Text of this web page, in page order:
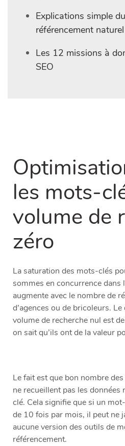
Explications simple
référencement
Les 12 missions à
SEO
les mots-
volume de
zéro
La saturation des mots-clés
sommes en concurrence dans
augmente avec le nombre de
d’agences ou de bricoleurs.
volume de recherche nul est
on sait qu’ils ont de la valeur
Le fait est que bon nombre
ne recueillent pas les données
clé. Cela signifie que si un
de 10 fois par mois, il peut ne
aucune version des outils de
référencement.